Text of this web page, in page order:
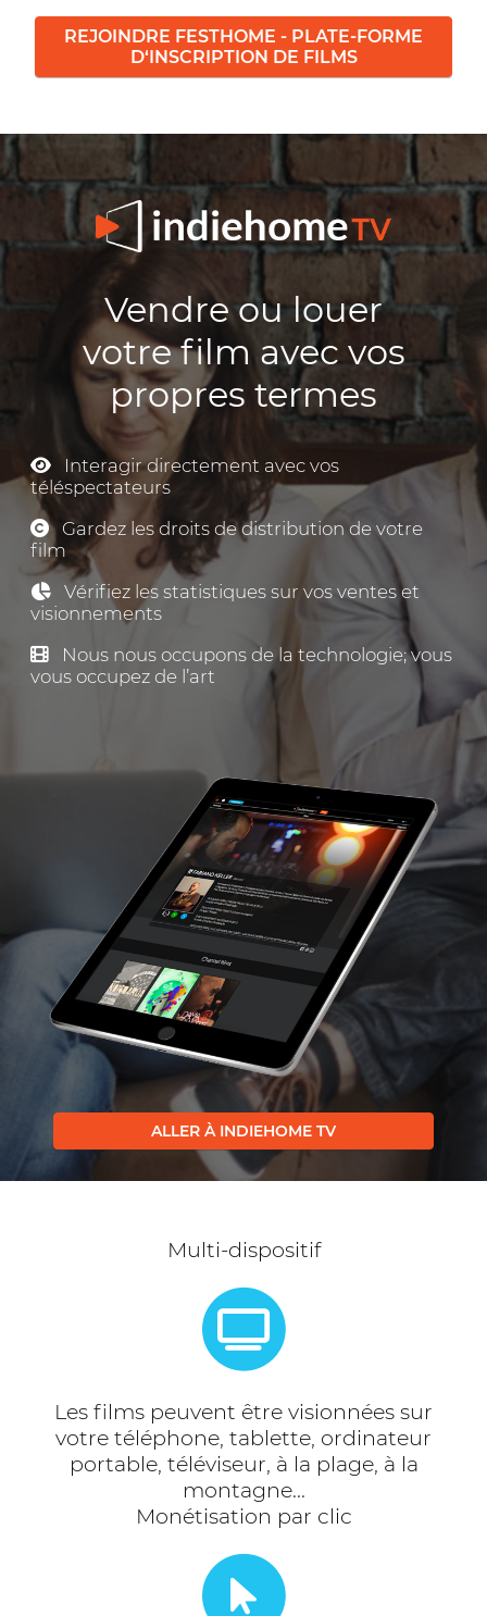
REJOINDRE FESTHOME - PLATE-FORME
D‘INSCRIPTION DE FILMS
Vendre ou louer
votre film avec vos
propres termes
Interagir directement avec vos
téléspectateurs
Gardez les droits de distribution de votre
film
Vérifiez les statistiques sur vos ventes et
visionnements
Nous nous occupons de la technologie; vous
vous occupez de l’art
ALLER À INDIEHOME TV
Multi-dispositif
Les films peuvent être visionnées sur
votre téléphone, tablette, ordinateur
portable, téléviseur, à la plage, à la
montagne...
Monétisation par clic